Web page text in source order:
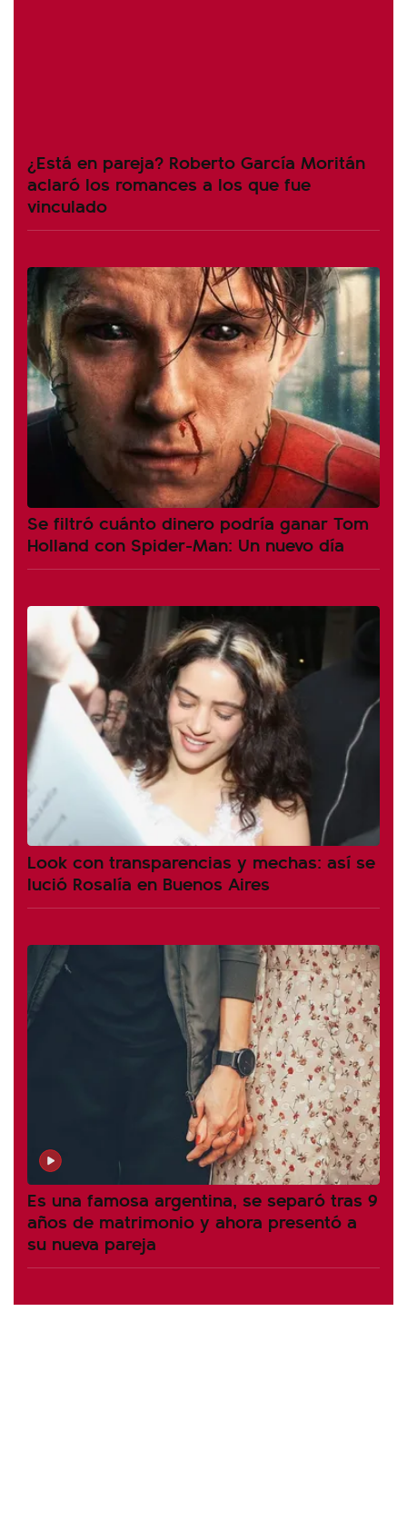
¿Está en pareja? Roberto García Moritán
aclaró los romances a los que fue
vinculado
Se filtró cuánto dinero podría ganar Tom
Holland con Spider-Man: Un nuevo día
Look con transparencias y mechas: así se
lució Rosalía en Buenos Aires
Es una famosa argentina, se separó tras 9
años de matrimonio y ahora presentó a
su nueva pareja